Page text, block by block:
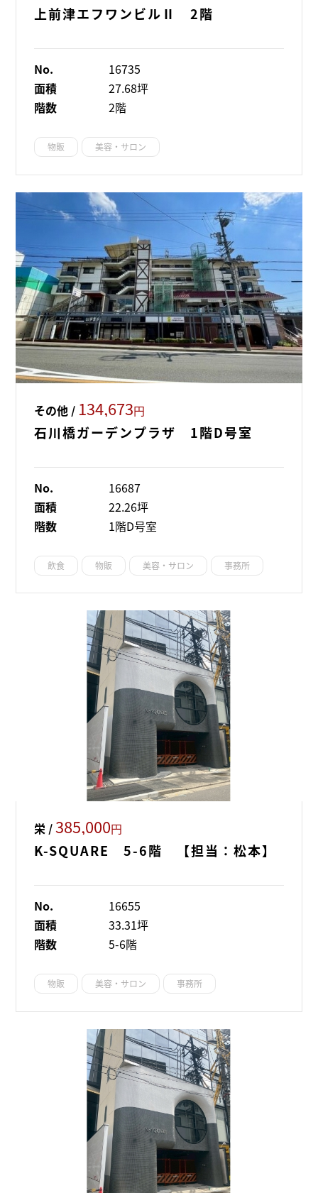
上前津エフワンビルⅡ 2階
No.
16735
面積
27.68坪
階数
2階
物販 美容・サロン
その他 / 134,673円
石川橋ガーデンプラザ 1階D号室
No.
16687
面積
22.26坪
階数
1階D号室
飲食 物販 美容・サロン 事務所
栄 /385,000円
K-SQUARE 5-6階 【担当：松本】
No.
16655
面積
33.31坪
階数
5-6階
物販 美容・サロン 事務所